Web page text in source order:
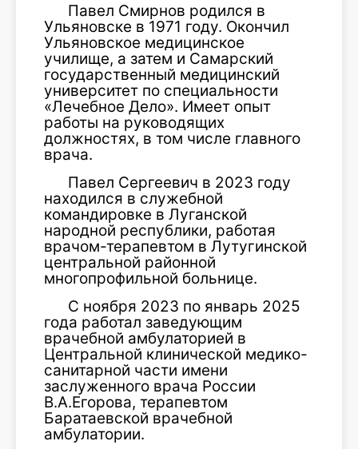
Павел Смирнов родился в
Ульяновске в 1971 году. Окончил
Ульяновское медицинское
училище, а затем и Самарский
государственный медицинский
университет по специальности
«Лечебное Дело». Имеет опыт
работы на руководящих
должностях, в том числе главного
врача.
Павел Сергеевич в 2023 году
находился в служебной
командировке в Луганской
народной республики, работая
врачом-терапевтом в Лутугинской
центральной районной
многопрофильной больнице.
С ноября 2023 по январь 2025
года работал заведующим
врачебной амбулаторией в
Центральной клинической медико-
санитарной части имени
заслуженного врача России
В.А.Егорова, терапевтом
Баратаевской врачебной
амбулатории.